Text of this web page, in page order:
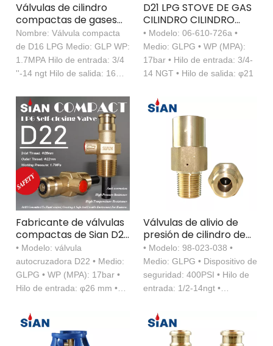
Válvulas de cilindro
compactas de gases
compactos de SIAN D16
LPG 3/4 ''-14 NGT
Válvula de control de
cocción del tanque de
propano
Nombre: Válvula compacta
de D16 LPG Medio: GLP WP:
1.7MPA Hilo de entrada: 3/4
''-14 ngt Hilo de salida: 16
D21 LPG STOVE DE GAS
CILINDRO CILINDRO
Control de flujo Válvula
de cierre
• Modelo: 06-610-726a •
Medio: GLPG • WP (MPA):
17bar • Hilo de entrada: 3/4-
14 NGT • Hilo de salida: φ21
Fabricante de válvulas
compactas de Sian D22
Cilindro de gas de GLP
de cierre autónomo de
22 mm Válvulas de 22
mm
• Modelo: válvula
autocruzadora D22 • Medio:
GLPG • WP (MPA): 17bar •
Hilo de entrada: φ26 mm •
Válvulas de alivio de
presión de cilindro de
gas de Sian GLPG
• Modelo: 98-023-038 •
Medio: GLPG • Dispositivo de
seguridad: 400PSI • Hilo de
entrada: 1/2-14ngt •